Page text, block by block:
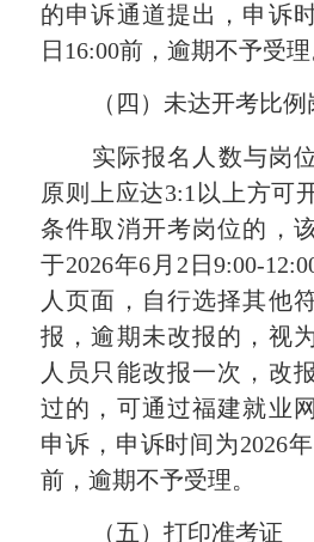
的申诉通道提出，申诉
日16:00前，逾期不予受理
（四） 未达开考比例
实际报名人数与岗
原则上应达3:1以上方可
条件取消开考岗位的，
于2026年6月2日9:00-
人页面，自行选择其他
报，逾期未改报的，视
人员只能改报一次，改
过的，可通过福建就业
申诉，申诉时间为2026
前，逾期不予受理。
（五）打印准考证